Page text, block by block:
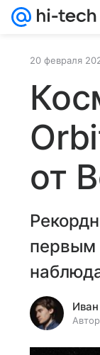
20 февраля
от
первым